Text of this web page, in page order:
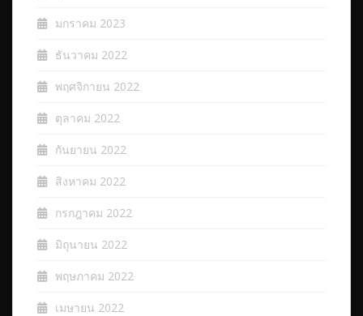
มกราคม 2023
ธันวาคม 2022
พฤศจิกายน 2022
ตุลาคม 2022
กันยายน 2022
สิงหาคม 2022
กรกฎาคม 2022
มิถุนายน 2022
พฤษภาคม 2022
เมษายน 2022